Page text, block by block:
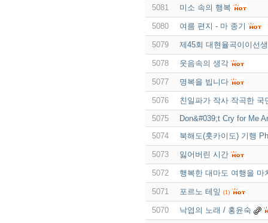
5081 미소 속의 행복
5080 여름 편지 - 마 종기
5079 제45회 대현율곡이이선
5078 웃음속의 생각
5077 명복을 빕니다
5076
친일파가 작사 작곡한 국
5075
Don&#039;t Cry for Me
5074
북해도(훗카이도) 기행
5073 잃어버린 시간
5072 행복한 대마도 여행을 마
5071 포르노 테잎 (1)
5070 낙엽의 노래 / 홍윤숙